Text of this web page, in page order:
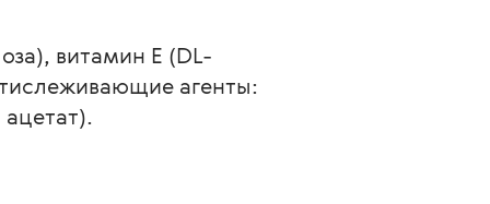
витамин Е (DL-
агенты: